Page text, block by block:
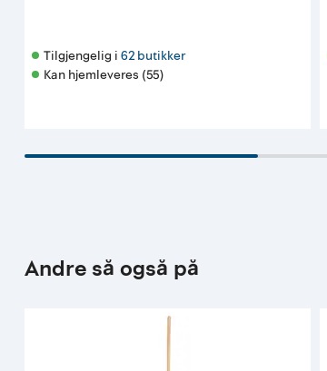
Tilgjengelig i 62 butikker
Kan hjemleveres (55)
Andre så også på